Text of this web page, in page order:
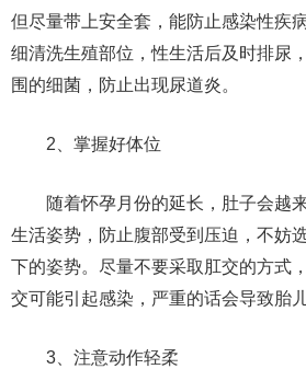
但尽量带上安全套，能防止感染性疾
细清洗生殖部位，性生活后及时排尿
围的细菌，防止出现尿道炎。
2、掌握好体位
随着怀孕月份的延长，肚子会越来
生活姿势，防止腹部受到压迫，不妨
下的姿势。尽量不要采取肛交的方式
交可能引起感染，严重的话会导致胎
3、注意动作轻柔